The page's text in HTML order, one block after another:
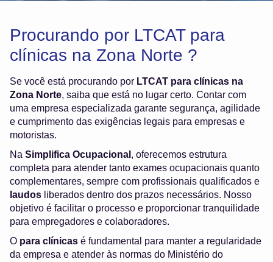
Procurando por LTCAT para
clínicas na Zona Norte ?
Se você está procurando por LTCAT para clínicas na
Zona Norte, saiba que está no lugar certo. Contar com
uma empresa especializada garante segurança, agilidade
e cumprimento das exigências legais para empresas e
motoristas.
Na Simplifica Ocupacional , oferecemos estrutura
completa para atender tanto exames ocupacionais quanto
complementares, sempre com profissionais qualificados e
laudos liberados dentro dos prazos necessários. Nosso
objetivo é facilitar o processo e proporcionar tranquilidade
para empregadores e colaboradores.
O para clínicas é fundamental para manter a regularidade
da empresa e atender às normas do Ministério do